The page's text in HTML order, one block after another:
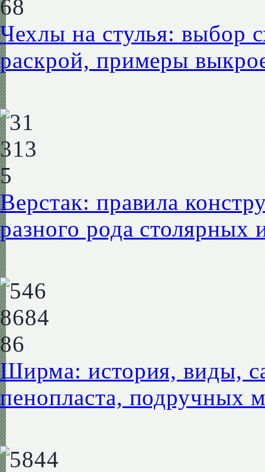
Чехлы на стулья: выбор
раскрой, примеры
Верстак: правила
разного рода столярных
Ширма: история, виды,
пенопласта, подручных